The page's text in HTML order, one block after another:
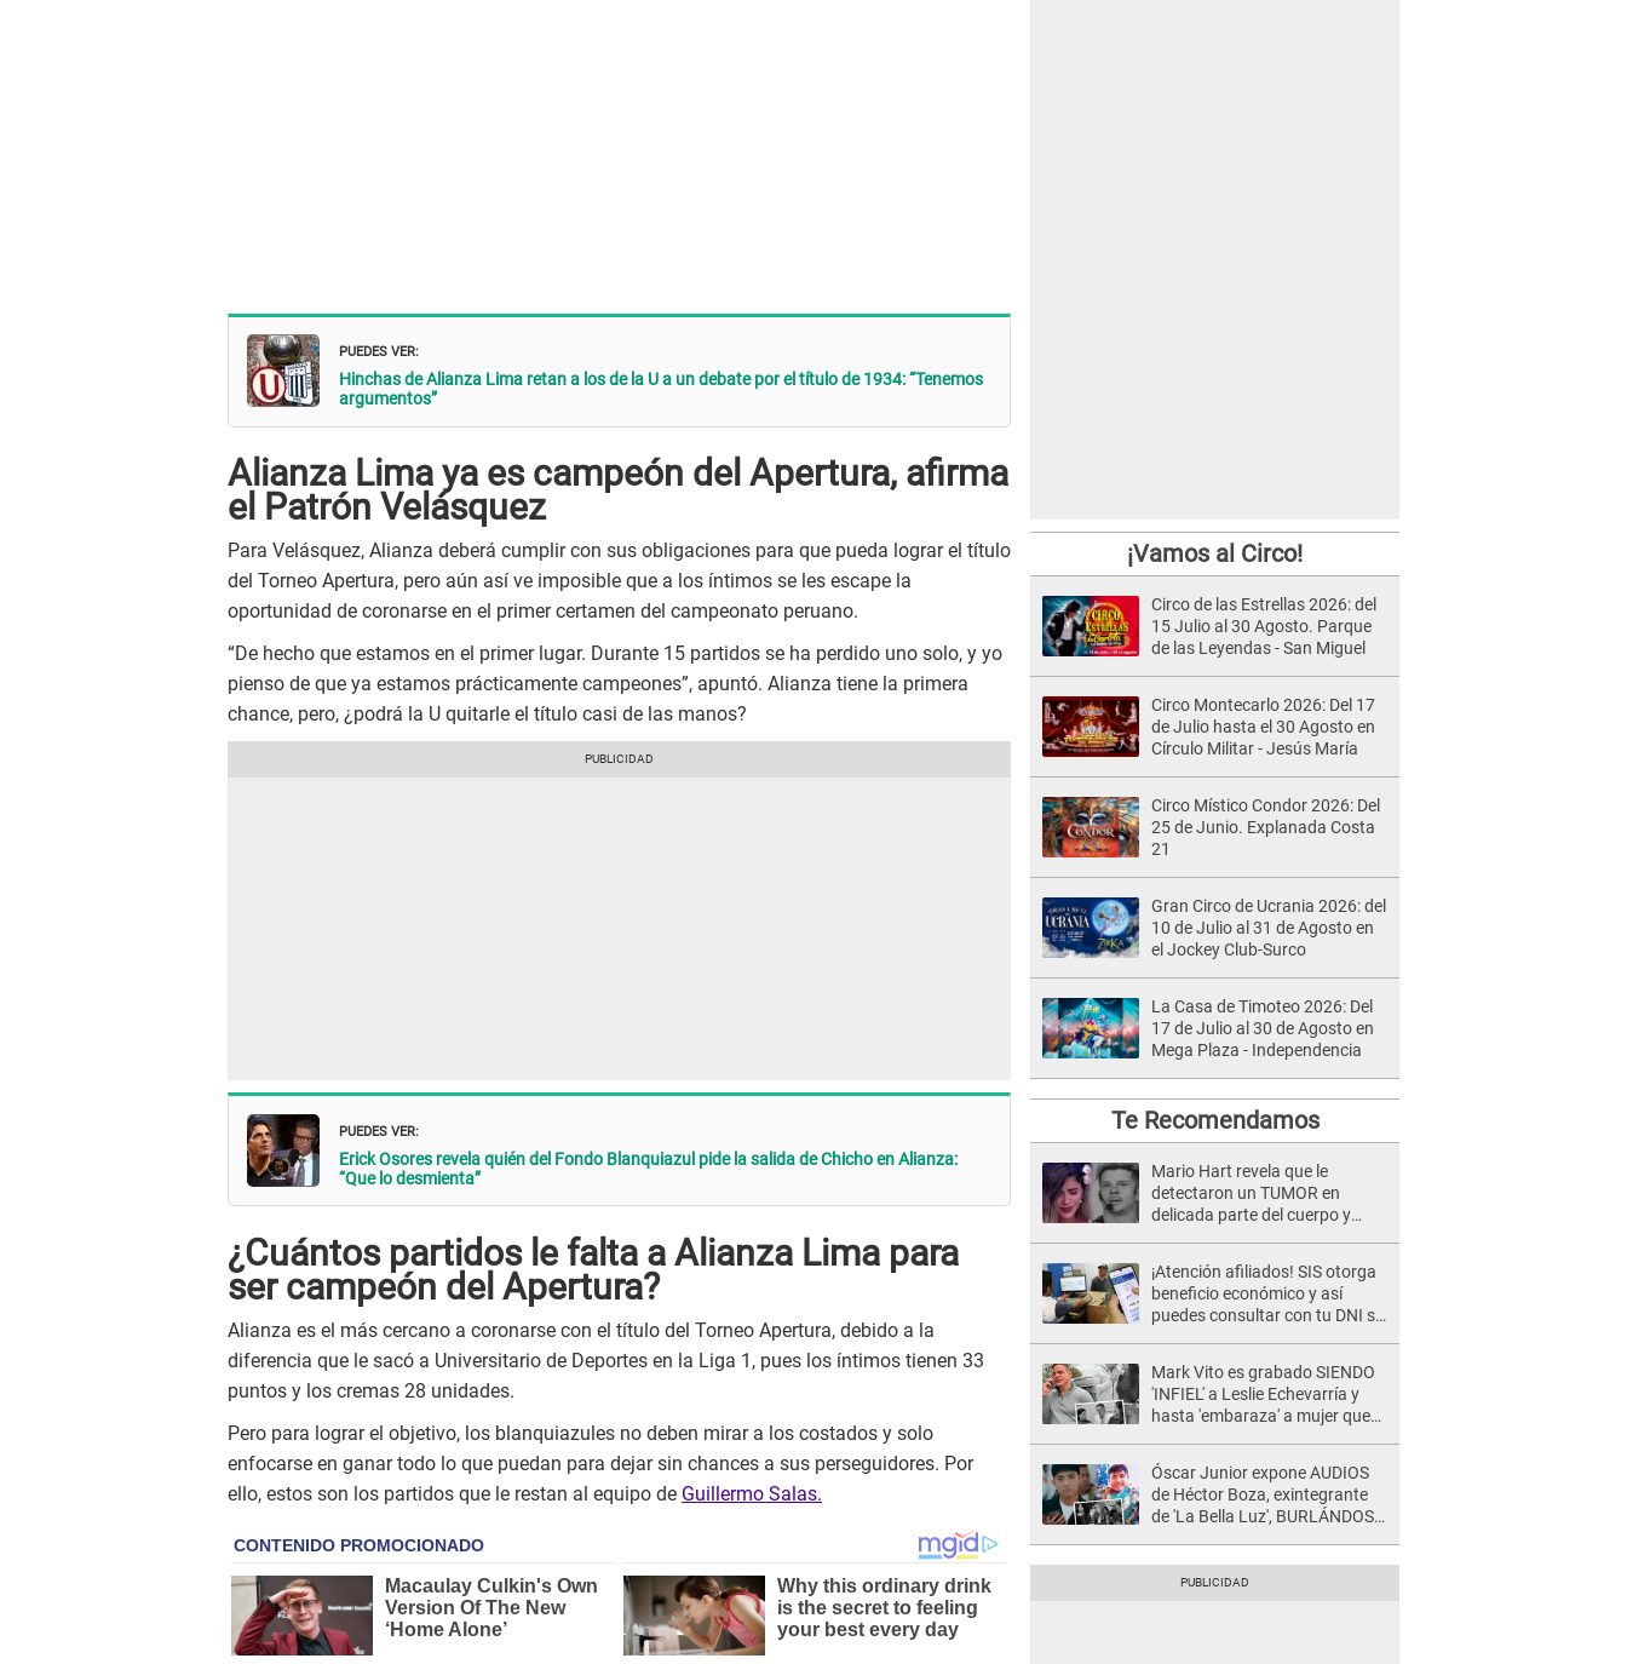
PUEDES VER:
Hinchas de Alianza Lima retan a los de la U a un debate por el título de 1934: “Tenemos
argumentos”
Alianza Lima ya es campeón del Apertura, afirma
el Patrón Velásquez
Para Velásquez, Alianza deberá cumplir con sus obligaciones para que pueda lograr el título
del Torneo Apertura, pero aún así ve imposible que a los íntimos se les escape la
oportunidad de coronarse en el primer certamen del campeonato peruano.
“De hecho que estamos en el primer lugar. Durante 15 partidos se ha perdido uno solo, y yo
pienso de que ya estamos prácticamente campeones”, apuntó. Alianza tiene la primera
chance, pero, ¿podrá la U quitarle el título casi de las manos?
PUEDES VER:
Erick Osores revela quién del Fondo Blanquiazul pide la salida de Chicho en Alianza:
“Que lo desmienta”
¿Cuántos partidos le falta a Alianza Lima para
ser campeón del Apertura?
Alianza es el más cercano a coronarse con el título del Torneo Apertura, debido a la
diferencia que le sacó a Universitario de Deportes en la Liga 1, pues los íntimos tienen 33
puntos y los cremas 28 unidades.
Pero para lograr el objetivo, los blanquiazules no deben mirar a los costados y solo
enfocarse en ganar todo lo que puedan para dejar sin chances a sus perseguidores. Por
ello, estos son los partidos que le restan al equipo de Guillermo Salas.
¡Vamos al Circo!
Circo de las Estrellas 2026: del
15 Julio al 30 Agosto. Parque
de las Leyendas - San Miguel
Circo Montecarlo 2026: Del 17
de Julio hasta el 30 Agosto en
Círculo Militar - Jesús María
Circo Místico Condor 2026: Del
25 de Junio. Explanada Costa
21
Gran Circo de Ucrania 2026: del
10 de Julio al 31 de Agosto en
el Jockey Club-Surco
La Casa de Timoteo 2026: Del
17 de Julio al 30 de Agosto en
Mega Plaza - Independencia
Te Recomendamos
Mario Hart revela que le
detectaron un TUMOR en
delicada parte del cuerpo y
¡Atención afiliados! SIS otorga
beneficio económico y así
puedes consultar con tu DNI si
Mark Vito es grabado SIENDO
'INFIEL' a Leslie Echevarría y
hasta 'embaraza' a mujer que
desgraciado! "
Óscar Junior expone AUDIOS
de Héctor Boza, exintegrante
de 'La Bella Luz', BURLÁNDOSE